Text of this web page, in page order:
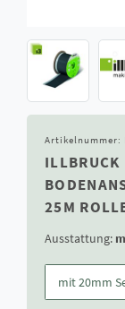
Artikelnummer:
25M
Ausstattung:
mit 20mm